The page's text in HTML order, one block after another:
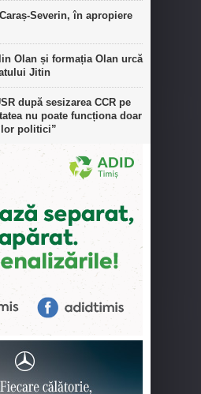
Severin, în apropiere
Olan și formația Olan urcă
Jitin
după sesizarea CCR pe
nu poate funcționa doar
politici”